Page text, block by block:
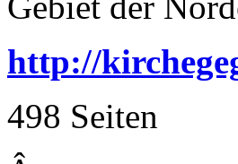
http://
498 Seiten